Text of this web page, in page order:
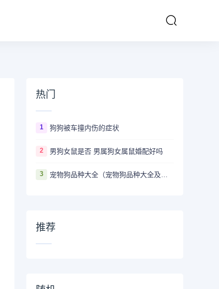
热门
1 狗狗被车撞内伤的症状
2 男狗女鼠是否 男属狗女属鼠婚配好吗
3
推荐